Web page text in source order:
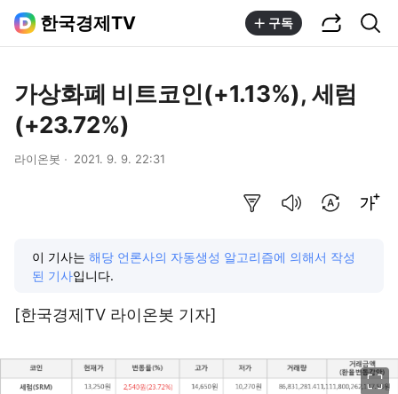
한국경제TV 구독
가상화폐 비트코인(+1.13%), 세럼
(+23.72%)
라이온봇 2021. 9. 9. 22:31
이 기사는 해당 언론사의 자동생성 알고리즘에 의해서 작성
된 기사입니다.
[한국경제TV 라이온봇 기자]